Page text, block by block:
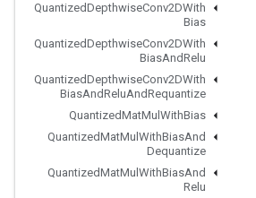
QuantizedDepthwiseConv2DWith
Bias
QuantizedDepthwiseConv2DWith
BiasAndRelu
QuantizedDepthwiseConv2DWith
BiasAndReluAndRequantize
QuantizedMatMul WithBias
QuantizedMatMul WithBiasAnd
Dequantize
QuantizedMatMul WithBiasAnd
Relu